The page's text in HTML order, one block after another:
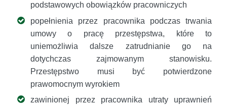
podstawowych obowiązków pracowniczych
popełnienia przez pracownika podczas trwania
umowy o pracę przestępstwa, które to
uniemożliwia dalsze zatrudnianie go na
dotychczas zajmowanym stanowisku.
Przestępstwo musi być potwierdzone
prawomocnym wyrokiem
zawinionej przez pracownika utraty uprawnień